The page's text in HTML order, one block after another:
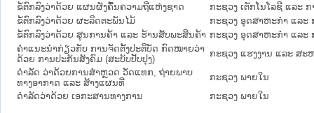
ຂໍ້ຕົກລົງວ່າດ້ວຍ ແຜນຜັງຄື້ນຄວາມຖີ່ແຫ່ງຊາດ
ກະຊວງ ເຕັກໂນໂລຊີ ແລະ
ຂໍ້ຕົກລົງວ່າດ້ວຍ ຜະລິດຕະພັນໄມ້
ກະຊວງ ອຸດສາຫະກຳ ແລະ
ຂໍ້ຕົກລົງວ່າດ້ວຍ ສູນການຄ້າ ແລະ ຮ້ານສັບພະສິນຄ້າ ກະຊວງ ອຸດສາຫະກຳ ແລະ
ຄຳແນະນຳກ່ຽວກັບ ການຈັດຕັ້ງປະຕິບັດ ກົດໝາຍວ່າ
ດ້ວຍ ການປະກັນສັງຄົມ (ສະບັບປັບປຸງ)
ກະຊວງ ແຮງງານ ແລະ ສະ
ດຳລັດ ວ່າດ້ວຍການສຳຫຼວດ ວັດແທກ, ຖ່າຍພາບ
ທາງອາກາດ ແລະ ສ້າງແຜນທີ່
ກະຊວງ ພາຍໃນ
ດຳລັດວ່າດ້ວຍ ເອກະສານທາງການ
ກະຊວງ ພາຍໃນ